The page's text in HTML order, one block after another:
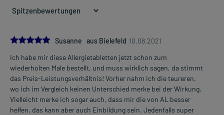
2-mal täglich
abends, unabhängig von der Mahlzeit
Jugendliche ab 12 Jahren und Erwachsene
1-mal täglich
abends, unabhängig von der Mahlzeit
Die Gesamtdosis sollte nicht ohne Rücksprache mit einem Arzt
oder Apotheker überschritten werden.
Mehr anzeigen
5.0
Susanne aus Bielefeld 10.08.2021
Ich habe mir diese Allergietabletten jetzt schon zum
wiederholten Male bestellt, und muss wirklich sagen, da stimmt
das Preis-Leistungsverhältnis! Vorher nahm ich die teureren,
wo ich im Vergleich keinen Unterschied merke bei der Wirkung.
Vielleicht merke ich sogar auch, dass mir die von AL besser
helfen, das kann aber auch Einbildung sein. Jedenfalls super